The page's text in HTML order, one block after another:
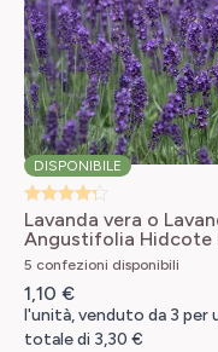
Sempreverde
NOME COMUNE
Lavandino
PROFUMO
Profumo intenso
PORTAMENTO
Cespuglio, Cuscino
FACILITÀ DI
Di facilissima
FLEUR À BOUQUET ?
Sì
ALTEZZA A MATURITÀ
60 cm
INTERESSE DECORATIVO
Profumo, Fogliame
Portamento
DISPONIBILE
Lavanda vera o
Angustifolia Hidcote
Lavandula angustifolia
5 confezioni disponibili
1,10 €
l'unità, venduto da 3 per
totale di 3,30 €